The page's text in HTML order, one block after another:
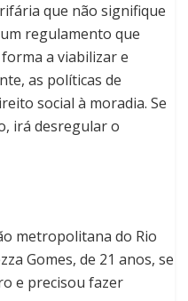
que não signifique
regulamento que
a viabilizar e
as políticas de
social à moradia. Se
irá desregular o
metropolitana do Rio
Gomes, de 21 anos, se
e precisou fazer